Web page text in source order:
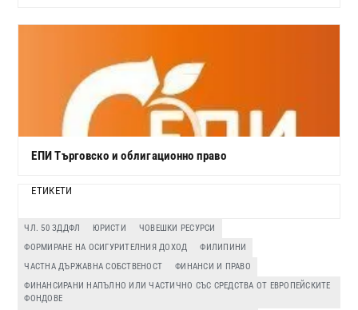
ЕПИ Търговско и облигационно право
ЕТИКЕТИ
ЧЛ. 50 ЗДДФЛ ЮРИСТИ
ЧОВЕШКИ РЕСУРСИ
ФОРМИРАНЕ НА ОСИГУРИТЕЛНИЯ ДОХОД
ФИЛИПИНИ
ЧАСТНА ДЪРЖАВНА СОБСТВЕНОСТ
ФИНАНСИ И ПРАВО
ФИНАНСИРАНИ НАПЪЛНО ИЛИ ЧАСТИЧНО СЪС СРЕДСТВА ОТ ЕВРОПЕЙСКИТЕ
ФОНДОВЕ